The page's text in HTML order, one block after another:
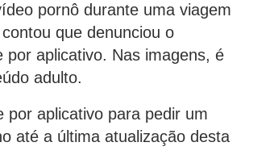
pornô durante uma viagem
que denunciou o
aplicativo. Nas imagens, é
adulto.
aplicativo para pedir um
até a última atualização desta